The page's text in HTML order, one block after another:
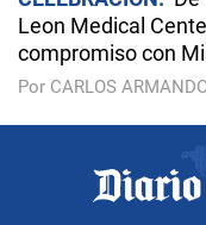
Leon Medical
compromiso con
Por CARLOS